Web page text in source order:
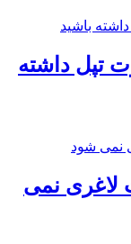
تپل داشته
لاغری نمی